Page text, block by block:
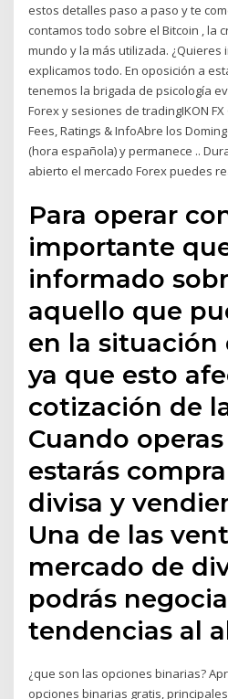
estos detalles paso a paso y te
contamos todo sobre el Bitcoin , la
mundo y la más utilizada. ¿Quieres
explicamos todo. En oposición a
tenemos la brigada de psicología
Forex y sesiones de tradingIKON
Fees, Ratings & InfoAbre los
(hora española) y permanece ..
abierto el mercado Forex puedes
Para operar
importante
informado
aquello que
en la situación
ya que esto
cotización de
Cuando
estarás
divisa y
Una de las
mercado de
podrás
tendencias al
¿que son las opciones binarias?
opciones binarias gratis,